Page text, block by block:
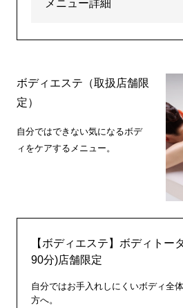
メニュー詳細
ボディエステ（取扱店舗限
定）
自分ではできない気になるボデ
ィをケアするメニュー。
【ボディエステ】ボディトー
90分)店舗限定
自分ではお手入れしにくいボディ全
方へ。